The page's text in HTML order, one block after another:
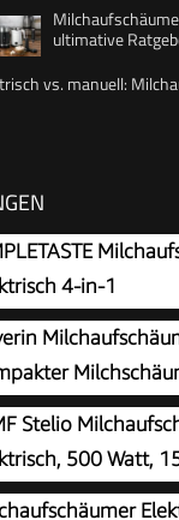
ultimative
vs. manuell:
4-in-1
elektrischer
mit
inkl. 2
3590
Stelio
500 Watt,